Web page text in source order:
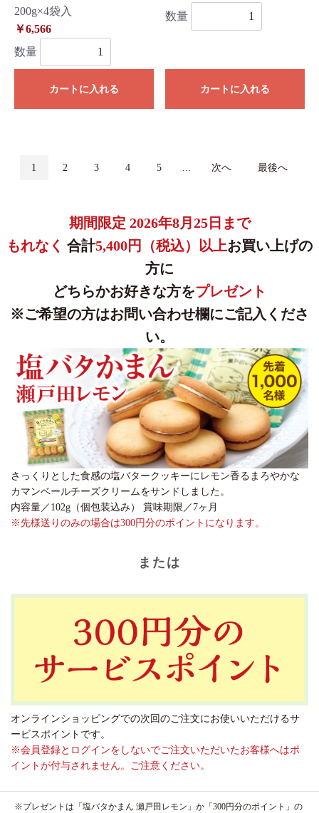
200g×4袋入
￥6,566
数量
カートに入れる
数量
カートに入れる
1 2 3 4 5 ... 次へ 最後へ
期間限定 2026年8月25日まで
もれなく 合計5,400円（税込）以上お買い上げの
方に
どちらかお好きな方をプレゼント
※ご希望の方はお問い合わせ欄にご記入くださ
い。
さっくりとした食感の塩バタークッキーにレモン香るまろやかな
カマンベールチーズクリームをサンドしました。
内容量／102g（個包装込み） 賞味期限／7ヶ月
※先様送りのみの場合は300円分のポイントになります。
または
オンラインショッピングでの次回のご注文にお使いいただけるサ
ービスポイントです。
※会員登録とログインをしないでご注文いただいたお客様へはポ
イントが付与されません。ご注意ください。
※プレゼントは「塩バタかまん 瀬戸田レモン」か「300円分のポイント」の